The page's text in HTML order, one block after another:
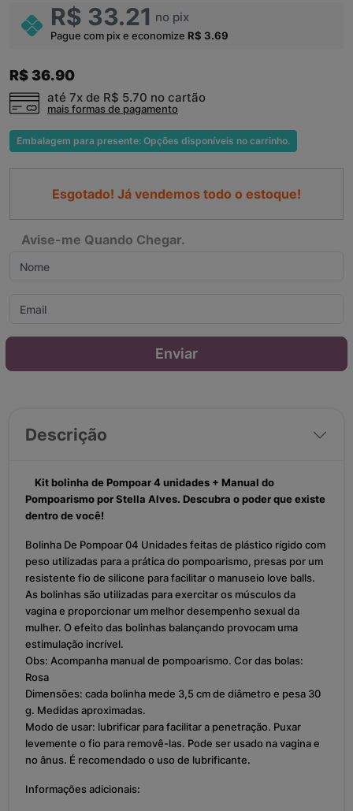
R$ 33.21 no pix
Pague com pix e economize R$ 3.69
R$ 36.90
até 7x de R$ 5.70 no cartão
mais formas de pagamento
Embalagem para presente: Opções disponíveis no carrinho.
Esgotado! Já vendemos todo o estoque!
Avise-me Quando Chegar.
Enviar
Descrição
Kit bolinha de Pompoar 4 unidades + Manual do
Pompoarismo por Stella Alves. Descubra o poder que existe
dentro de você!
Bolinha De Pompoar 04 Unidades feitas de plástico rígido com
peso utilizadas para a prática do pompoarismo, presas por um
resistente fio de silicone para facilitar o manuseio love balls.
As bolinhas são utilizadas para exercitar os músculos da
vagina e proporcionar um melhor desempenho sexual da
mulher. O efeito das bolinhas balançando provocam uma
estimulação incrível.
Obs: Acompanha manual de pompoarismo. Cor das bolas:
Rosa
Dimensões: cada bolinha mede 3,5 cm de diâmetro e pesa 30
g. Medidas aproximadas.
Modo de usar: lubrificar para facilitar a penetração. Puxar
levemente o fio para removê-las. Pode ser usado na vagina e
no ânus. É recomendado o uso de lubrificante.
Informações adicionais: